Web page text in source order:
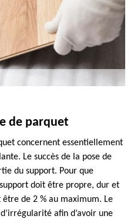
de parquet
concernent essentiellement
Le succès de la pose de
du support. Pour que
doit être propre, dur et
de 2 % au maximum. Le
afin d’avoir une